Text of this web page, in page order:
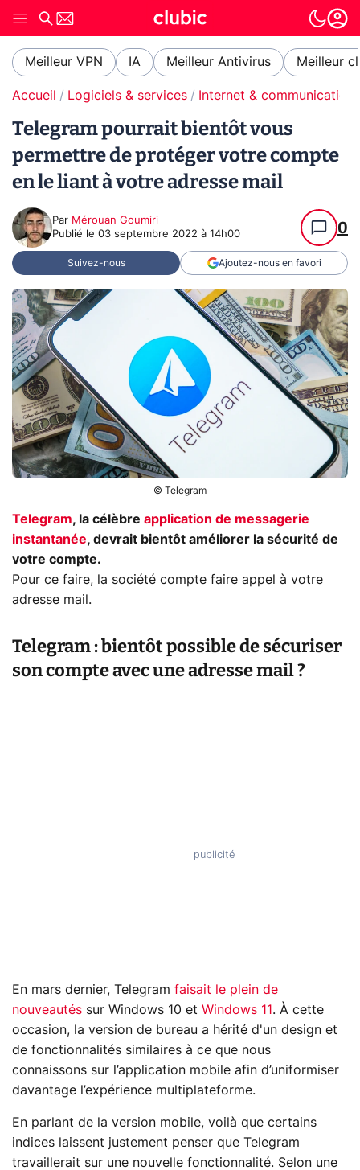
Meilleur VPN IA Meilleur Antivirus Meilleur
Accueil Logiciels & services Internet & communication
Telegram pourrait bientôt vous
permettre de protéger votre compte
en le liant à votre adresse mail
Par Mérouan Goumiri
Publié le 03 septembre 2022 à 14h00 0
Suivez-nous Ajoutez-nous en favori
© Telegram
Telegram, la célèbre application de messagerie
instantanée, devrait bientôt améliorer la sécurité de
votre compte.
Pour ce faire, la société compte faire appel à votre
adresse mail.
Telegram : bientôt possible de sécuriser
son compte avec une adresse mail ?
En mars dernier, Telegram faisait le plein de
nouveautés sur Windows 10 et Windows 11 . À cette
occasion, la version de bureau a hérité d'un design et
de fonctionnalités similaires à ce que nous
connaissons sur l’application mobile afin d’uniformiser
davantage l’expérience multiplateforme.
En parlant de la version mobile, voilà que certains
indices laissent justement penser que Telegram
travaillerait sur une nouvelle fonctionnalité. Selon une